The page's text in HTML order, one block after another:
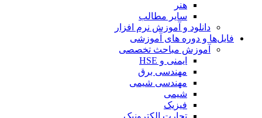
هنر
سایر مطالب
دانلود و آموزش نرم افزار
فایل‌ها و دوره های آموزشی
آموزش مباحث تخصصی
ایمنی و HSE
مهندسی برق
مهندسی شیمی
شیمی
فیزیک
تجارت الکترونیک